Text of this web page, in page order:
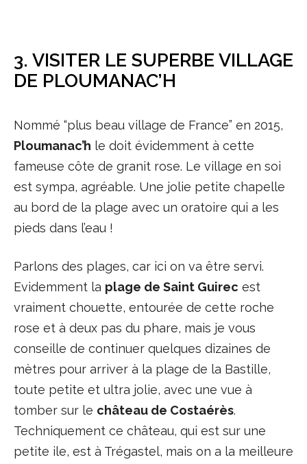
3. VISITER LE SUPERBE VILLAGE
DE PLOUMANAC’H
Nommé “plus beau village de France” en 2015,
Ploumanac’h le doit évidemment à cette
fameuse côte de granit rose. Le village en soi
est sympa, agréable. Une jolie petite chapelle
au bord de la plage avec un oratoire qui a les
pieds dans l’eau !
Parlons des plages, car ici on va être servi.
Evidemment la plage de Saint Guirec est
vraiment chouette, entourée de cette roche
rose et à deux pas du phare, mais je vous
conseille de continuer quelques dizaines de
mètres pour arriver à la plage de la Bastille,
toute petite et ultra jolie, avec une vue à
tomber sur le château de Costaérès.
Techniquement ce château, qui est sur une
petite ile, est à Trégastel, mais on a la meilleure